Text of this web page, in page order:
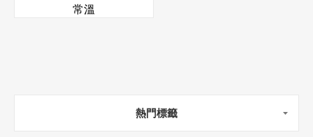
常溫
熱門標籤